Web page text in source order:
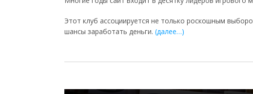
Этот клуб ассоциируется не только роскошным
шансы заработать деньги. (далее…)